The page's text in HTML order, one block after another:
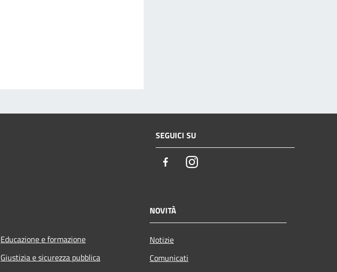
SEGUICI SU
FacebookInstagram
Educazione e formazione
Giustizia e sicurezza pubblica
NOVITÀ
Notizie
Comunicati